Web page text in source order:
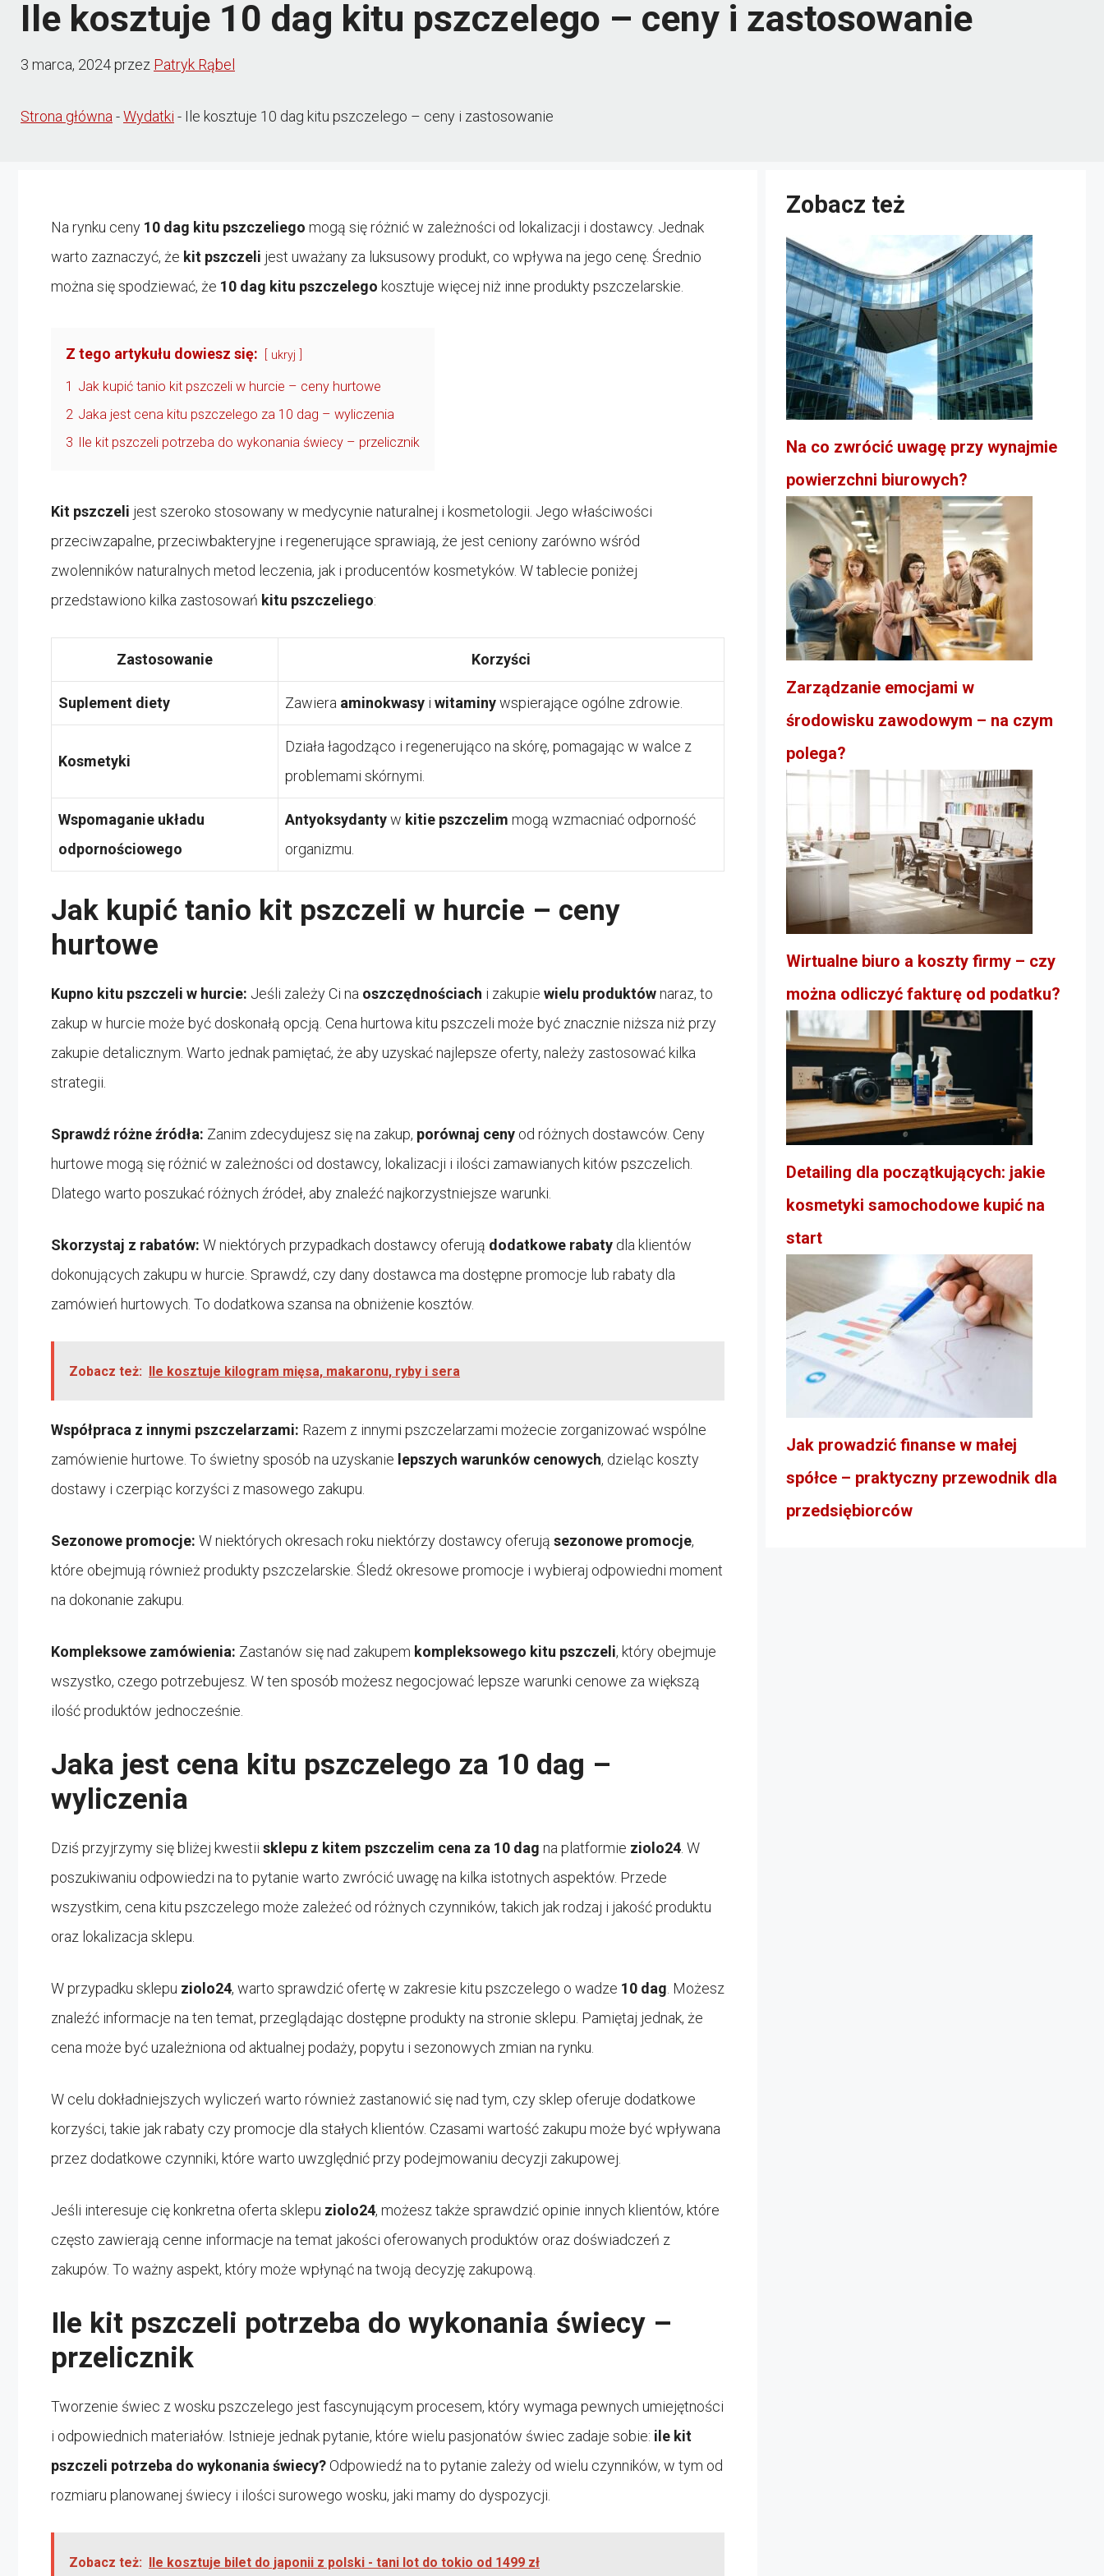
Ile kosztuje 10 dag kitu pszczelego – ceny i zastosowanie
3 marca, 2024przez Patryk Rąbel
Strona główna-Wydatki - Ile kosztuje 10 dag kitu pszczelego – ceny i zastosowanie
Na rynku ceny 10 dag kitu pszczeliego mogą się różnić w zależności od lokalizacji i dostawcy. Jednak
warto zaznaczyć, że kit pszczeli jest uważany za luksusowy produkt, co wpływa na jego cenę. Średnio
można się spodziewać, że 10 dag kitu pszczelego kosztuje więcej niż inne produkty pszczelarskie.
Z tego artykułu dowiesz się: ukryj
1 Jak kupić tanio kit pszczeli w hurcie – ceny hurtowe
2 Jaka jest cena kitu pszczelego za 10 dag – wyliczenia
3 Ile kit pszczeli potrzeba do wykonania świecy – przelicznik
Kit pszczeli jest szeroko stosowany w medycynie naturalnej i kosmetologii. Jego właściwości
przeciwzapalne, przeciwbakteryjne i regenerujące sprawiają, że jest ceniony zarówno wśród
zwolenników naturalnych metod leczenia, jak i producentów kosmetyków. W tablecie poniżej
przedstawiono kilka zastosowań kitu pszczeliego:
Zastosowanie Korzyści
Suplement diety Zawiera aminokwasy i witaminywspierające ogólne zdrowie.
Kosmetyki
Działa łagodząco i regenerująco na skórę, pomagając w walce z
problemami skórnymi.
Wspomaganie układu
odpornościowego
Antyoksydantyw kitie pszczelim mogą wzmacniać odporność
organizmu.
Jak kupić tanio kit pszczeli w hurcie – ceny
hurtowe
Kupno kitu pszczeli w hurcie: Jeśli zależy Ci na oszczędnościach i zakupie wielu produktównaraz, to
zakup w hurcie może być doskonałą opcją. Cena hurtowa kitu pszczeli może być znacznie niższa niż przy
zakupie detalicznym. Warto jednak pamiętać, że aby uzyskać najlepsze oferty, należy zastosować kilka
strategii.
Sprawdź różne źródła: Zanim zdecydujesz się na zakup, porównaj ceny od różnych dostawców. Ceny
hurtowe mogą się różnić w zależności od dostawcy, lokalizacji i ilości zamawianych kitów pszczelich.
Dlatego warto poszukać różnych źródeł, aby znaleźć najkorzystniejsze warunki.
Skorzystaj z rabatów: W niektórych przypadkach dostawcy oferują dodatkowe rabaty dla klientów
dokonujących zakupu w hurcie. Sprawdź, czy dany dostawca ma dostępne promocje lub rabaty dla
zamówień hurtowych. To dodatkowa szansa na obniżenie kosztów.
Zobacz też: Ile kosztuje kilogram mięsa, makaronu, ryby i sera
Współpraca z innymi pszczelarzami: Razem z innymi pszczelarzami możecie zorganizować wspólne
zamówienie hurtowe. To świetny sposób na uzyskanie lepszych warunków cenowych, dzieląc koszty
dostawy i czerpiąc korzyści z masowego zakupu.
Sezonowe promocje: W niektórych okresach roku niektórzy dostawcy oferują sezonowe promocje,
które obejmują również produkty pszczelarskie. Śledź okresowe promocje i wybieraj odpowiedni moment
na dokonanie zakupu.
Kompleksowe zamówienia: Zastanów się nad zakupem kompleksowego kitu pszczeli, który obejmuje
wszystko, czego potrzebujesz. W ten sposób możesz negocjować lepsze warunki cenowe za większą
ilość produktów jednocześnie.
Jaka jest cena kitu pszczelego za 10 dag –
wyliczenia
Dziś przyjrzymy się bliżej kwestii sklepu z kitem pszczelim cena za 10 dag na platformie ziolo24 . W
poszukiwaniu odpowiedzi na to pytanie warto zwrócić uwagę na kilka istotnych aspektów. Przede
wszystkim, cena kitu pszczelego może zależeć od różnych czynników, takich jak rodzaj i jakość produktu
oraz lokalizacja sklepu.
W przypadku sklepu ziolo24, warto sprawdzić ofertę w zakresie kitu pszczelego o wadze 10 dag . Możesz
znaleźć informacje na ten temat, przeglądając dostępne produkty na stronie sklepu. Pamiętaj jednak, że
cena może być uzależniona od aktualnej podaży, popytu i sezonowych zmian na rynku.
W celu dokładniejszych wyliczeń warto również zastanowić się nad tym, czy sklep oferuje dodatkowe
korzyści, takie jak rabaty czy promocje dla stałych klientów. Czasami wartość zakupu może być wpływana
przez dodatkowe czynniki, które warto uwzględnić przy podejmowaniu decyzji zakupowej.
Jeśli interesuje cię konkretna oferta sklepu ziolo24, możesz także sprawdzić opinie innych klientów, które
często zawierają cenne informacje na temat jakości oferowanych produktów oraz doświadczeń z
zakupów. To ważny aspekt, który może wpłynąć na twoją decyzję zakupową.
Ile kit pszczeli potrzeba do wykonania świecy –
przelicznik
Tworzenie świec z wosku pszczelego jest fascynującym procesem, który wymaga pewnych umiejętności
i odpowiednich materiałów. Istnieje jednak pytanie, które wielu pasjonatów świec zadaje sobie: ile kit
pszczeli potrzeba do wykonania świecy?Odpowiedź na to pytanie zależy od wielu czynników, w tym od
rozmiaru planowanej świecy i ilości surowego wosku, jaki mamy do dyspozycji.
Zobacz też: Ile kosztuje bilet do japonii z polski - tani lot do tokio od 1499 zł
Zobacz też
Na co zwrócić uwagę przy wynajmie
powierzchni biurowych?
Zarządzanie emocjami w
środowisku zawodowym – na czym
polega?
Wirtualne biuro a koszty firmy – czy
można odliczyć fakturę od podatku?
Detailing dla początkujących: jakie
kosmetyki samochodowe kupić na
start
Jak prowadzić finanse w małej
spółce – praktyczny przewodnik dla
przedsiębiorców